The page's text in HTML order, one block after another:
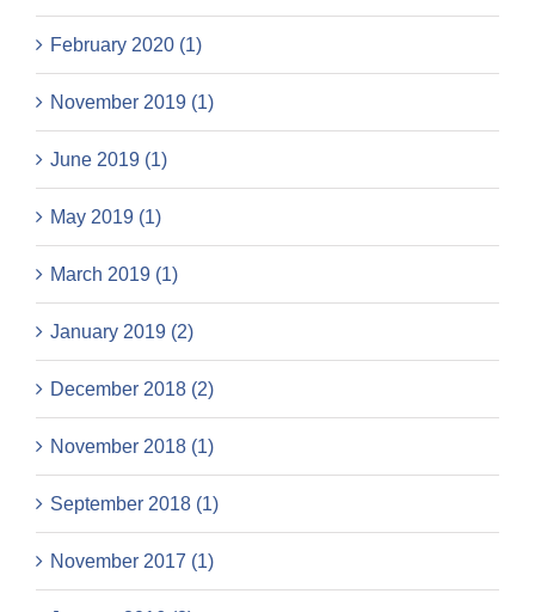
February 2020 (1)
November 2019 (1)
June 2019 (1)
May 2019 (1)
March 2019 (1)
January 2019 (2)
December 2018 (2)
November 2018 (1)
September 2018 (1)
November 2017 (1)